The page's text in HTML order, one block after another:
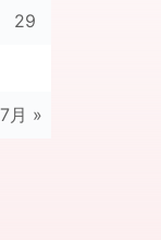
7月 »
29